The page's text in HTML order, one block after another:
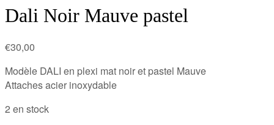
Dali Noir Mauve pastel
€30,00
Modèle DALI en plexi mat noir et pastel Mauve
Attaches acier inoxydable
2 en stock